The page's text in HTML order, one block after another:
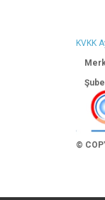
KVKK
©